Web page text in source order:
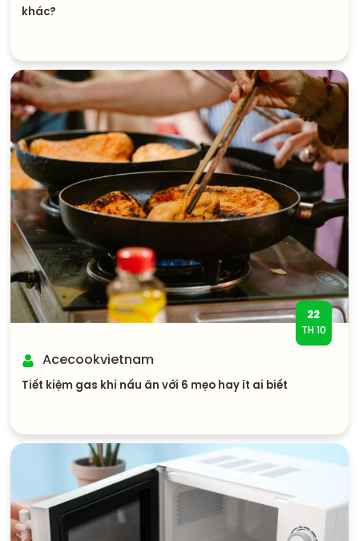
khác?
22
TH 10
Acecookvietnam
Tiết kiệm gas khi nấu ăn với 6 mẹo hay ít ai biết